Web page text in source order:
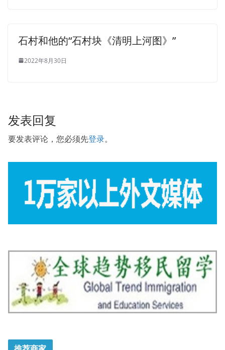
石村和他的“石村块《清明上河图》”
2022年8月30日
发表回复
要发表评论，您必须先登录。